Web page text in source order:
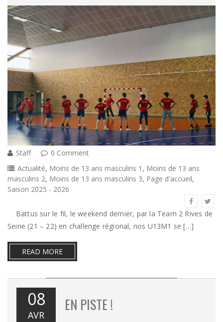
Staff
0 Comment
Actualité, Moins de 13 ans masculins 1 , Moins de 13 ans
masculins 2, Moins de 13 ans masculins 3, Page d'accueil,
Saison 2025 - 2026
Battus sur le fil, le weekend dernier, par la Team 2 Rives de
Seine (21 – 22) en challenge régional, nos U13M1 se […]
READ MORE
08
AVR
EN PISTE !